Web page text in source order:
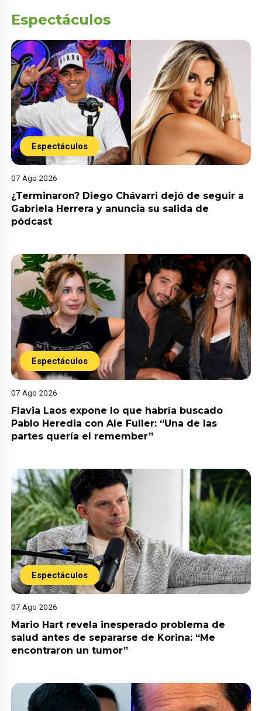
Espectáculos
Espectáculos
07 Ago 2026
¿Terminaron? Diego Chávarri dejó de seguir a
Gabriela Herrera y anuncia su salida de
pódcast
Espectáculos
07 Ago 2026
Flavia Laos expone lo que habría buscado
Pablo Heredia con Ale Fuller: “Una de las
partes quería el remember”
Espectáculos
07 Ago 2026
Mario Hart revela inesperado problema de
salud antes de separarse de Korina: “Me
encontraron un tumor”